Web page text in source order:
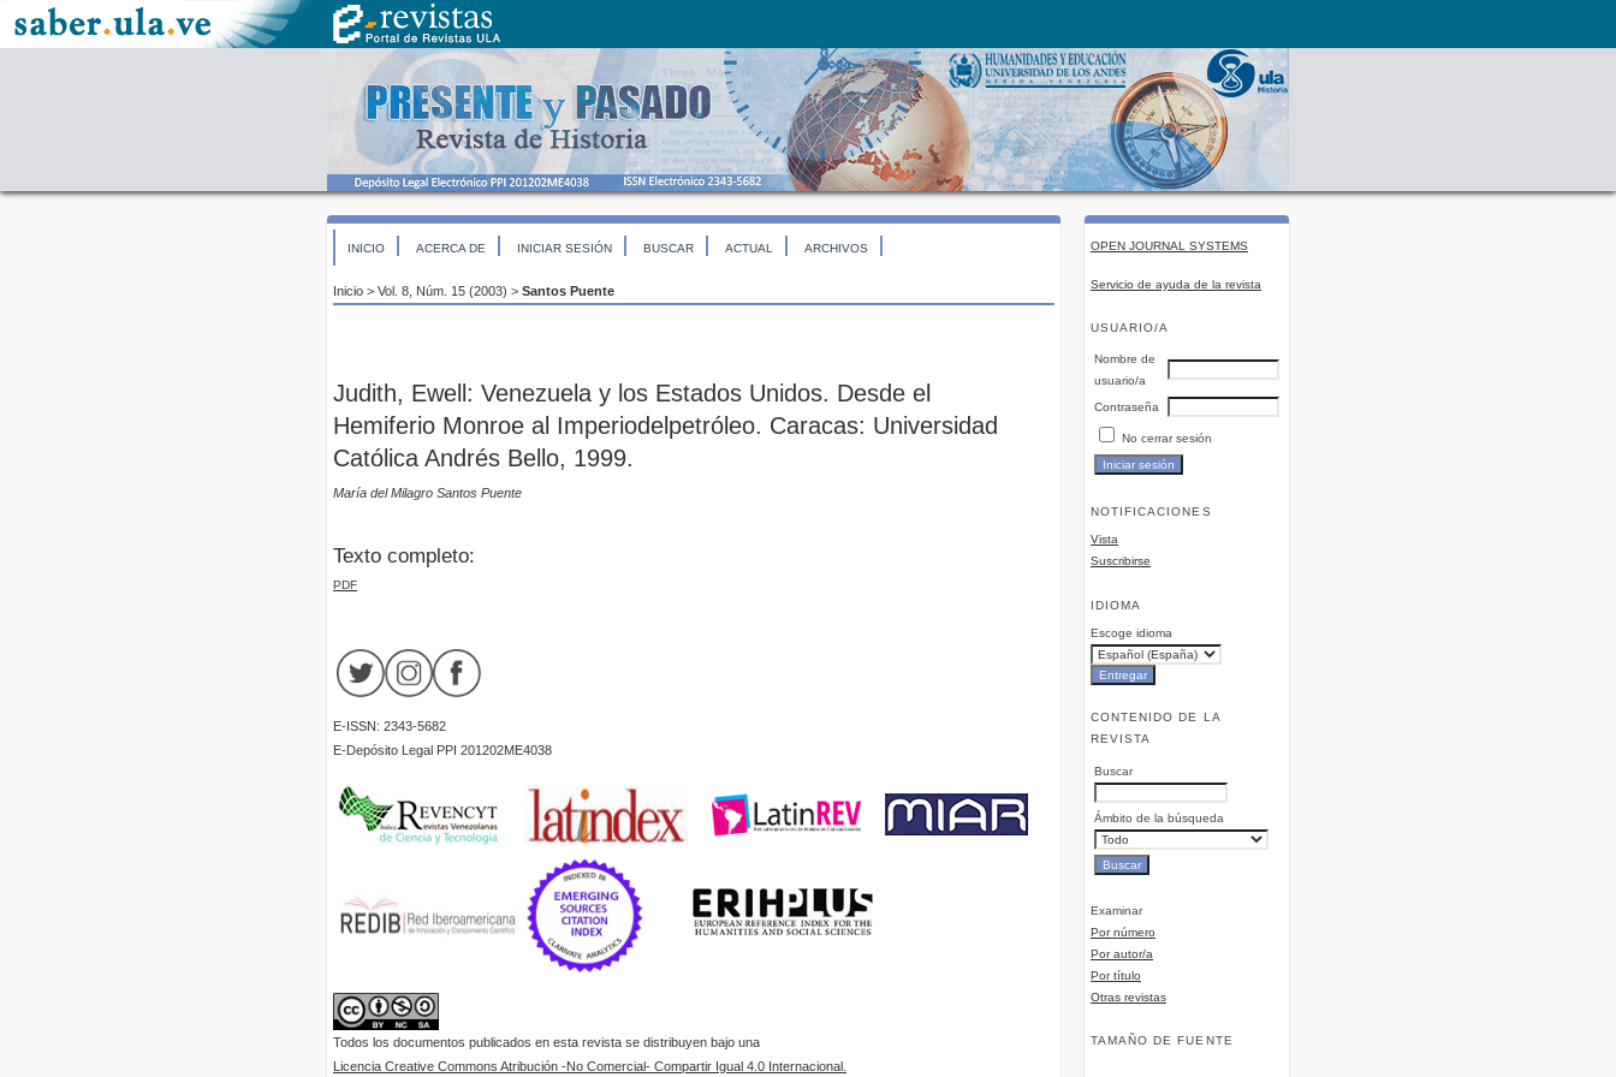
OPEN JOURNAL SYSTEMS
Servicio de ayuda de la revista
USUARIO/A
Nombre de
usuario/a
Contraseña
No cerrar sesión
NOTIFICACIONES
Vista
Suscribirse
IDIOMA
Escoge idioma
CONTENIDO DE LA
REVISTA
Buscar
Ámbito de la búsqueda
Examinar
Por número
Por autor/a
Por título
Otras revistas
TAMAÑO DE FUENTE
INICIO ACERCA DE INICIAR SESIÓN BUSCAR ACTUAL ARCHIVOS
Inicio > Vol. 8, Núm. 15 (2003) > Santos Puente
Judith, Ewell: Venezuela y los Estados Unidos. Desde el
Hemiferio Monroe al Imperiodelpetróleo. Caracas: Universidad
Católica Andrés Bello, 1999.
María del Milagro Santos Puente
Texto completo:
PDF
E-ISSN: 2343-5682
E-Depósito Legal PPI 201202ME4038
Todos los documentos publicados en esta revista se distribuyen bajo una
Licencia Creative Commons Atribución -No Comercial- Compartir Igual 4.0 Internacional.